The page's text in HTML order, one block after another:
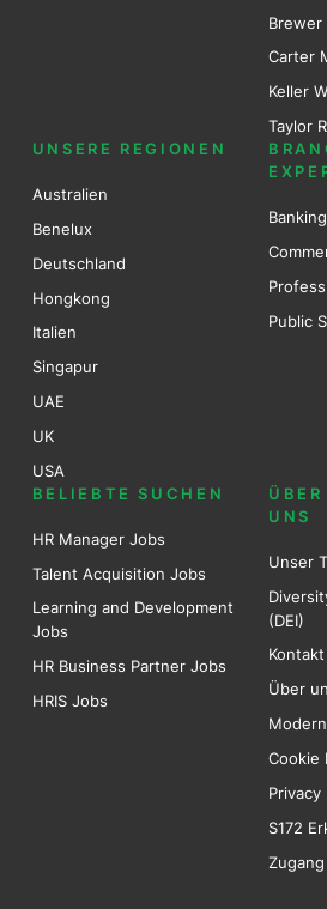
Brewer
Carter
Keller
Taylor
UNSERE REGIONEN
Australien
Benelux
Deutschland
Hongkong
Italien
Singapur
UAE
UK
USA
Public
BELIEBTE SUCHEN
HR Manager Jobs
Talent Acquisition Jobs
Learning and Development
Jobs
HR Business Partner Jobs
HRIS Jobs
ÜBER
UNS
Unser
(DEI)
Kontakt
Über
Cookie
Privacy
S172